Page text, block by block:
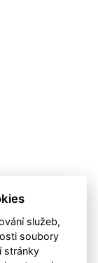
služeb,
soubory
stránky